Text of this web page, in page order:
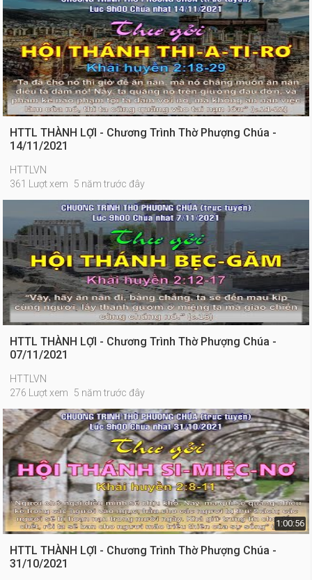
HTTL THÀNH LỢI - Chương Trình Thờ Phượng Chúa -
14/11/2021
HTTLVN
361 Lượt xem
5 năm trước đây
HTTL THÀNH LỢI - Chương Trình Thờ Phượng Chúa -
07/11/2021
HTTLVN
276 Lượt xem
5 năm trước đây
1:00:56
HTTL THÀNH LỢI - Chương Trình Thờ Phượng Chúa -
31/10/2021